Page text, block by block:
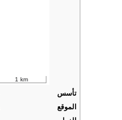
1 km
تأسس
الموقع